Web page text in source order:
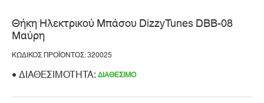
Θήκη Ηλεκτρικού Μπάσου DizzyTunes DBB-08
Μαύρη
ΚΩΔΙΚΌΣ ΠΡΟΪΌΝΤΟΣ: 320025
ΔΙΑΘΕΣΙΜΌΤΗΤΑ:ΔΙΑΘΈΣΙΜΟ